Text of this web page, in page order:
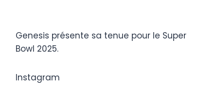
Genesis présente sa tenue pour le Super
Bowl 2025.
Instagram